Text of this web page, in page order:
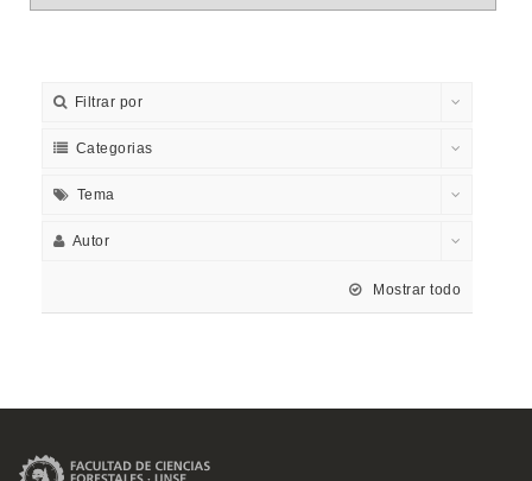
Filtrar por
Categorias
Tema
Autor
Mostrar todo